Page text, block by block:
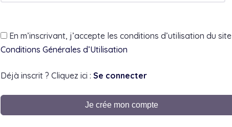
En m’inscrivant, j’accepte les conditions d’utilisation du site
Conditions Générales d’Utilisation
Déjà inscrit ? Cliquez ici : Se connecter
Je crée mon compte